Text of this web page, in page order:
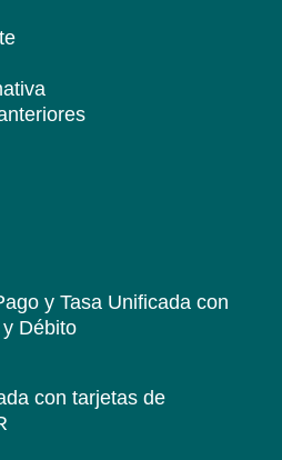
y Tasa Unificadacon
Débito
con tarjetas de